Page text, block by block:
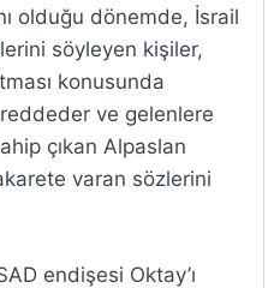
olduğu dönemde, İsrail
söyleyen kişiler,
konusunda
ve gelenlere
çıkan Alpaslan
varan sözlerini
endişesi Oktay’ı